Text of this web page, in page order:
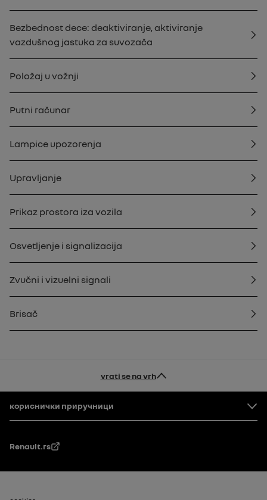
Bezbednost dece: deaktiviranje, aktiviranje
vazdušnog jastuka za suvozača
Položaj u vožnji
Putni računar
Lampice upozorenja
Upravljanje
Prikaz prostora iza vozila
Osvetljenje i signalizacija
Zvučni i vizuelni signali
Brisač
vrati se na vrh
кориснички приручници
Renault.rs